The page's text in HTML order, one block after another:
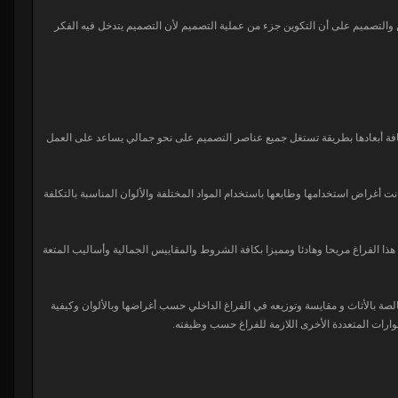
على أن التكوين جزء من عملية التصميم لأن التصميم يتدخل فيه الفكر
أبعادها بطريقة تستغل جميع عناصر التصميم على نحو جمالي يساعد على العمل
استخدامها وطابعها باستخدام المواد المختلفة والألوان المناسبة بالتكلفة
مريحا وهادئا ومميزا بكافة الشروط والمقاييس الجمالية وأساليب المتعة
بالأثاث و مقايسة وتوزيعه في الفراغ الداخلي حسب أغراضها وبالألوان وكيفية
المتعددة الأخرى اللازمة للفراغ حسب وظيفته.